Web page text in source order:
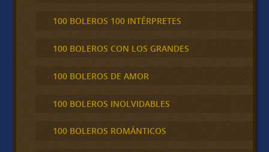
100 BOLEROS 100 INTÉRPRETES
100 BOLEROS CON LOS GRANDES
100 BOLEROS DE AMOR
100 BOLEROS INOLVIDABLES
100 BOLEROS ROMÁNTICOS